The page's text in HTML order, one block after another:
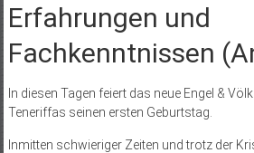
Erfahrungen und
Fachkenntnissen
In diesen Tagen feiert das neue Engel &
Teneriffas seinen ersten Geburtstag.
Inmitten schwieriger Zeiten und trotz der